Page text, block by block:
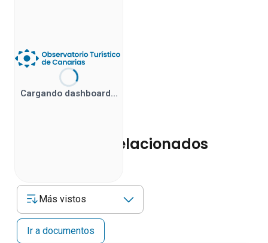
Cargando dashboard…
Documentos relacionados
Ir a documentos
Más vistos